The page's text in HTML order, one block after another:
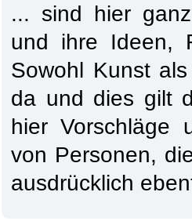
... sind hier
und ihre Ideen,
Sowohl Kunst
da und dies gilt
hier Vorschläge
von Personen,
ausdrücklich